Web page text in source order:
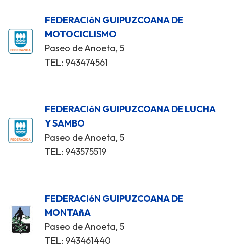
FEDERACIóN GUIPUZCOANA DE
MOTOCICLISMO
Paseo de Anoeta, 5
TEL: 943474561
FEDERACIóN GUIPUZCOANA DE LUCHA
Y SAMBO
Paseo de Anoeta, 5
TEL: 943575519
FEDERACIóN GUIPUZCOANA DE
MONTAñA
Paseo de Anoeta, 5
TEL: 943461440